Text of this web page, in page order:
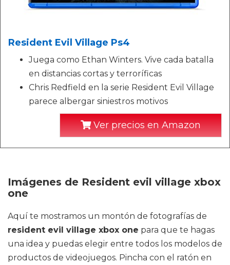
Resident Evil Village Ps4
Juega como Ethan Winters. Vive cada batalla
en distancias cortas y terroríficas
Chris Redfield en la serie Resident Evil Village
parece albergar siniestros motivos
Ver precios en Amazon
Imágenes de Resident evil village xbox
one
Aquí te mostramos un montón de fotografías de
resident evil village xbox one para que te hagas
una idea y puedas elegir entre todos los modelos de
productos de videojuegos. Pincha con el ratón en